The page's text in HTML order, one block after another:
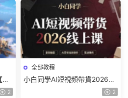
2
全部教程
小白同學AI短視頻帶貨2026線
2